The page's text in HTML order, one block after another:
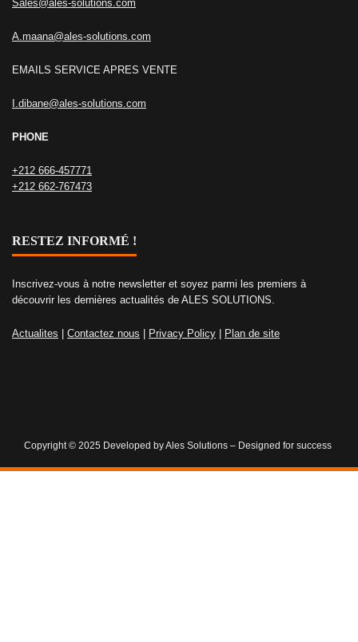
Sales@ales-solutions.com
A.maana@ales-solutions.com
EMAILS SERVICE APRES VENTE
I.dibane@ales-solutions.com
PHONE
+212 666-457771
+212 662-767473
RESTEZ INFORMÉ !
Inscrivez-vous à notre newsletter et soyez parmi les premiers à
découvrir les dernières actualités de ALES SOLUTIONS.
Actualites Contactez nous Privacy Policy Plan de site
Copyright © 2025 Developed by Ales Solutions – Designed for success